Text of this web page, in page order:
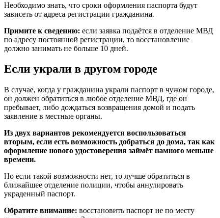
Необходимо знать, что сроки оформления паспорта будут
зависеть от адреса регистрации гражданина.
Примите к сведению: если заявка подаётся в отделение МВД
по адресу постоянной регистрации, то восстановление
должно занимать не больше 10 дней.
Если украли в другом городе
В случае, когда у гражданина украли паспорт в чужом городе,
он должен обратиться в любое отделение МВД, где он
пребывает, либо дождаться возвращения домой и подать
заявление в местные органы.
Из двух вариантов рекомендуется воспользоваться
вторым, если есть возможность добраться до дома, так как
оформление нового удостоверения займёт намного меньше
времени.
Но если такой возможности нет, то лучше обратиться в
ближайшее отделение полиции, чтобы аннулировать
украденный паспорт.
Обратите внимание: восстановить паспорт не по месту